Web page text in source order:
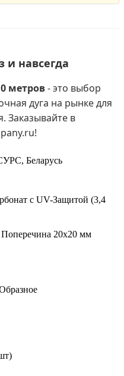
и навсегда
метров- это выбор
дуга на рынке для
Заказывайте в
Беларусь
с UV-Защитой (3,4
20х20 мм